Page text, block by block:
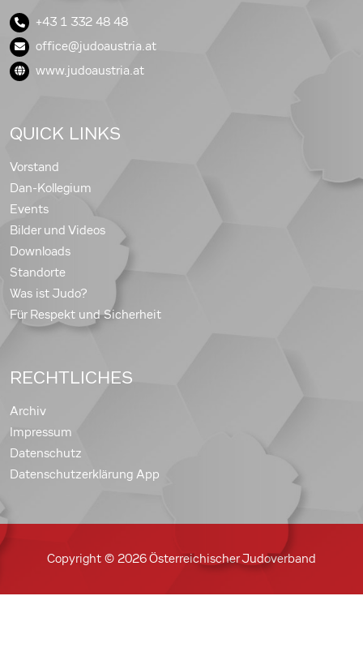
+43 1 332 48 48
office@judoaustria.at
www.judoaustria.at
QUICK LINKS
Vorstand
Dan-Kollegium
Events
Bilder und Videos
Downloads
Standorte
Was ist Judo?
Für Respekt und Sicherheit
RECHTLICHES
Archiv
Impressum
Datenschutz
Datenschutzerklärung App
Copyright © 2026 Österreichischer Judoverband